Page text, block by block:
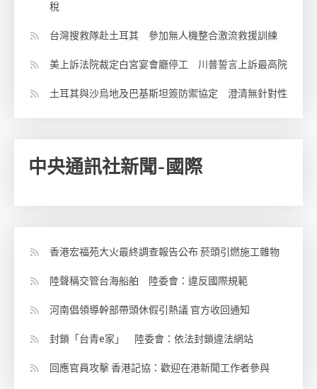
稅
台灣搜救隊赴土耳其 參加無人機整合激流救援訓練
美上訴法院裁定白宮宴會廳停工 川普誓言上訴最高院
土耳其與沙烏地及巴基斯坦簽防禦協定 澄清無針對性
中央通訊社新聞-國際
香港宏福苑大火最終調查報告公布 菸頭引燃施工雜物
陸聲稱交管台海船舶 陸委會：違反國際規範
河南倡領導幹部帶頭休假引熱議 官方收回通知
封鎖「台青e家」 陸委會：依法封鎖違法網站
回應官員攻擊 香港記協：歡迎在港新聞工作者參與